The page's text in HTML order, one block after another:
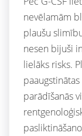
nevēlamām
plaušu
nesen bijuši
lielāks risks.
parādīšanās